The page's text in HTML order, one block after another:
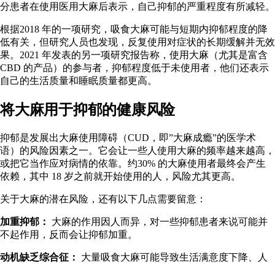
分患者在使用医用大麻后表示，自己抑郁的严重程度有所减轻。
根据2018 年的一项研究 ，吸食大麻可能与短期内抑郁程度的降
低有关，但研究人员也发现，反复使用对症状的长期缓解并无效
果。2021 年发表的另一项研究报告称，使用大麻（尤其是富含
CBD 的产品）的参与者，抑郁程度低于未使用者，他们还表示
自己的生活质量和睡眠质量都更高。
将大麻用于抑郁的健康风险
抑郁是发展出大麻使用障碍（CUD，即”大麻成瘾”的医学术
语）的风险因素之一。它会让一些人使用大麻的频率越来越高，
或把它当作应对病情的依靠。约30% 的大麻使用者最终会产生
依赖，其中 18 岁之前就开始使用的人，风险尤其更高。
关于大麻的潜在风险，还有以下几点需要留意：
加重抑郁：
大麻的作用因人而异，对一些抑郁患者来说可能并
不起作用，反而会让抑郁加重。
动机缺乏综合征：
大量吸食大麻可能导致生活满意度下降、人